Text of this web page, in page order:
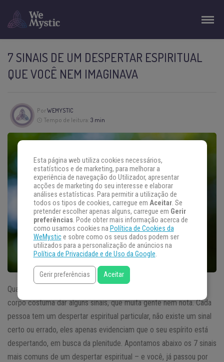
7 SINAIS DE UM DESPERTAR ESPIRITUAL
QUE VOCÊ NEM IMAGINAVA
PorWEMYSTIC
Tempo de leitura: 3 min
Quando estamos vivenciando um
corpo costuma dar alguns sinais, que muita gente nem nota. Cada
pessoa tem um despertar espiritual particular, não existe um sinal
certo ou errado, eles apenas evidenciam que o seu espírito está
despertando, em busca da plenitude. Apontamos abaixo os 7 sinais
mais comuns de um despertar espiritual – e você, já passou por
Esta página web utiliza cookies necessários,
estatísticos e de marketing, para melhorar a
experiência de navegação do Utilizador, apresentar
acções de marketing do seu interesse e elaborar
análises estatísticas. Para permitir a utilização de
todos os tipos de cookies, carregue em Aceitar. Se
pretender escolher apenas alguns, carregue em Gerir
preferências. Pode obter mais informação acerca de
como usamos cookies na Política de Cookies da
WeMystice sobre como os seus dados podem ser
utilizados para a personalização de anúncios na
Política de Privacidade e de Uso da Google.
Gerir preferências Aceitar